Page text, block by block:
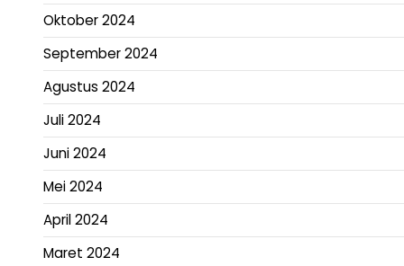
Oktober 2024
September 2024
Agustus 2024
Juli 2024
Juni 2024
Mei 2024
April 2024
Maret 2024